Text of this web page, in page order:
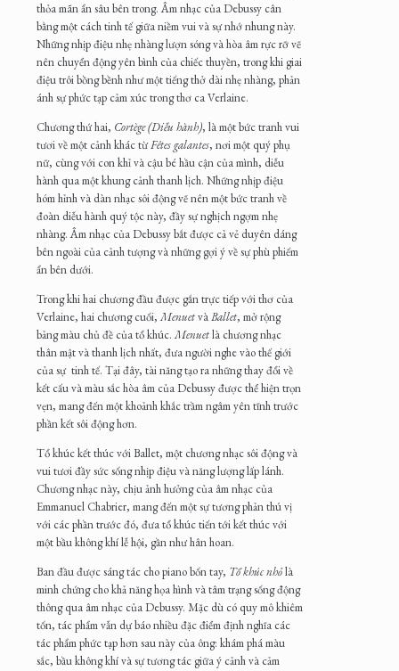
thỏa mãn ẩn sâu bên trong. Âm nhạc của Debussy cân
bằng một cách tinh tế giữa niềm vui và sự nhớ nhung này.
Những nhịp điệu nhẹ nhàng lượn sóng và hòa âm rực rỡ vẽ
nên chuyển động yên bình của chiếc thuyền, trong khi giai
điệu trôi bồng bềnh như một tiếng thở dài nhẹ nhàng, phản
ánh sự phức tạp cảm xúc trong thơ ca Verlaine.
Chương thứ hai, Cortège (Diễu hành), là một bức tranh vui
tươi về một cảnh khác từFêtes galantes, nơi một quý phụ
nữ, cùng với con khỉ và cậu bé hầu cận của mình, diễu
hành qua một khung cảnh thanh lịch. Những nhịp điệu
hóm hỉnh và dàn nhạc sôi động vẽ nên một bức tranh về
đoàn diễu hành quý tộc này, đầy sự nghịch ngợm nhẹ
nhàng. Âm nhạc của Debussy bắt được cả vẻ duyên dáng
bên ngoài của cảnh tượng và những gợi ý về sự phù phiếm
ẩn bên dưới.
Trong khi hai chương đầu được gắn trực tiếp với thơ của
Verlaine, hai chương cuối,MenuetvàBallet, mở rộng
bảng màu chủ đề của tổ khúc.Menuetlà chương nhạc
thân mật và thanh lịch nhất, đưa người nghe vào thế giới
của sự tinh tế. Tại đây, tài năng tạo ra những thay đổi về
kết cấu và màu sắc hòa âm của Debussy được thể hiện trọn
vẹn, mang đến một khoảnh khắc trầm ngâm yên tĩnh trước
phần kết sôi động hơn.
Tổ khúc kết thúc với Ballet, một chương nhạc sôi động và
vui tươi đầy sức sống nhịp điệu và năng lượng lấp lánh.
Chương nhạc này, chịu ảnh hưởng của âm nhạc của
Emmanuel Chabrier, mang đến một sự tương phản thú vị
với các phần trước đó, đưa tổ khúc tiến tới kết thúc với
một bầu không khí lễ hội, gần như hân hoan.
Ban đầu được sáng tác cho piano bốn tay, Tổ khúc nhỏlà
minh chứng cho khả năng họa hình và tâm trạng sống động
thông qua âm nhạc của Debussy. Mặc dù có quy mô khiêm
tốn, tác phẩm vẫn dự báo nhiều đặc điểm định nghĩa các
tác phẩm phức tạp hơn sau này của ông: khám phá màu
sắc, bầu không khí và sự tương tác giữa ý cảnh và cảm